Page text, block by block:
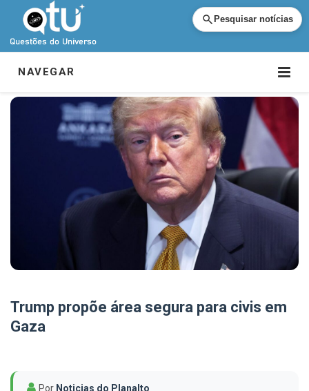
Pesquisar notícias
NAVEGAR
Trump propõe área segura para civis em
Gaza
Por Noticias do Planalto